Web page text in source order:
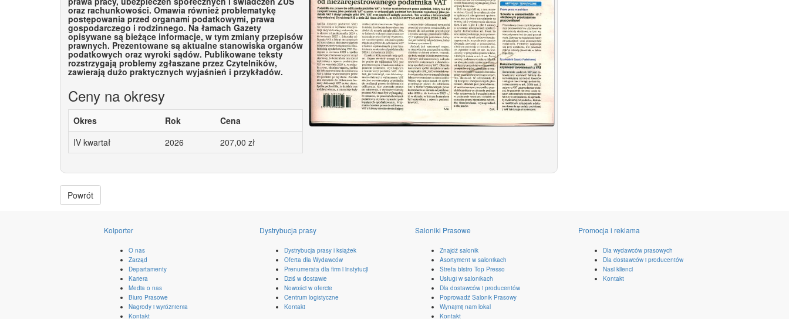
oraz rachunkowości. Omawia również problematykę
postępowania przed organami podatkowymi, prawa
gospodarczego i rodzinnego. Na łamach Gazety
opisywane są bieżące informacje, w tym zmiany przepisów
prawnych. Prezentowane są aktualne stanowiska organów
podatkowych oraz wyroki sądów. Publikowane teksty
rozstrzygają problemy zgłaszane przez Czytelników,
zawierają dużo praktycznych wyjaśnień i przykładów.
Ceny na okresy
Okres Rok
Cena
IV kwartał
2026 207,00 zł
Powrót
Kolporter
O nas
Zarząd
Departamenty
Kariera
Media o nas
Biuro Prasowe
Nagrody i wyróżnienia
Kontakt
Dystrybucja prasy
Dystrybucja prasy i książek
Oferta dla Wydawców
Prenumerata dla firm i instytucji
Dziś w dostawie
Nowości w ofercie
Centrum logistyczne
Kontakt
Saloniki Prasowe
Znajdź salonik
Asortyment w salonikach
Strefa bistro Top Presso
Usługi w salonikach
Dla dostawców i producentów
Poprowadź Salonik Prasowy
Wynajmij nam lokal
Kontakt
Promocja i reklama
Dla wydawców prasowych
Dla dostawców i producentów
Nasi klienci
Kontakt